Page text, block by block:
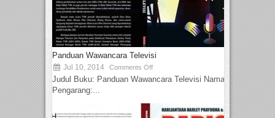
Panduan Wawancara Televisi
Jul 10, 2014 Comments Off
Judul Buku: Panduan Wawancara Televisi Nama
Pengarang:...